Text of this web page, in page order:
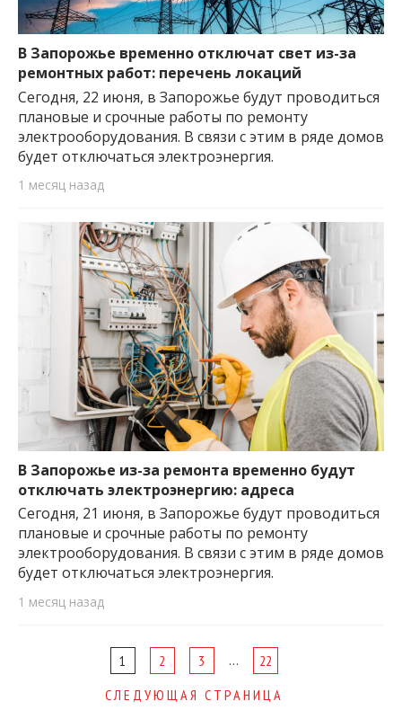
В Запорожье временно отключат свет из-за
ремонтных работ: перечень локаций
Сегодня, 22 июня, в Запорожье будут проводиться
плановые и срочные работы по ремонту
электрооборудования. В связи с этим в ряде домов
будет отключаться электроэнергия.
1 месяц назад
В Запорожье из-за ремонта временно будут
отключать электроэнергию: адреса
Сегодня, 21 июня, в Запорожье будут проводиться
плановые и срочные работы по ремонту
электрооборудования. В связи с этим в ряде домов
будет отключаться электроэнергия.
1 месяц назад
navigation
1 2 3 …
22
СЛЕДУЮЩАЯ СТРАНИЦА